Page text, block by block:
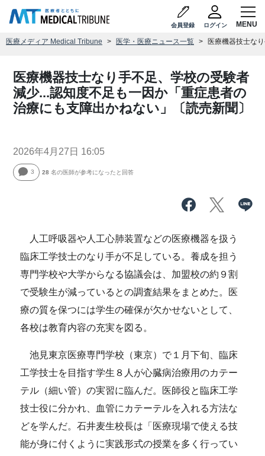
会員登録 ログイン
医療メディア Medical Tribune 医学・医療ニュース一覧 医療機器技士な
医療機器技士なり手不足、学校の受験者
減少...認知度不足も一因か「重症患者の
治療にも支障出かねない」〔読売新聞〕
2026年4月27日 16:05
3 28 名の医師が参考になったと回答
人工呼吸器や人工心肺装置などの医療機器を扱う
臨床工学技士のなり手が不足している。養成を担う
専門学校や大学からなる協議会は、加盟校の約９割
で受験生が減っているとの調査結果をまとめた。医
療の質を保つには学生の確保が欠かせないとして、
各校は教育内容の充実を図る。
池見東京医療専門学校（東京）で１月下旬、臨床
工学技士を目指す学生８人が心臓病治療用のカテー
テル（細い管）の実習に臨んだ。医師役と臨床工学
技士役に分かれ、血管にカテーテルを入れる方法な
どを学んだ。石井麦生校長は「医療現場で使える技
能が身に付くように実践形式の授業を多く行ってい